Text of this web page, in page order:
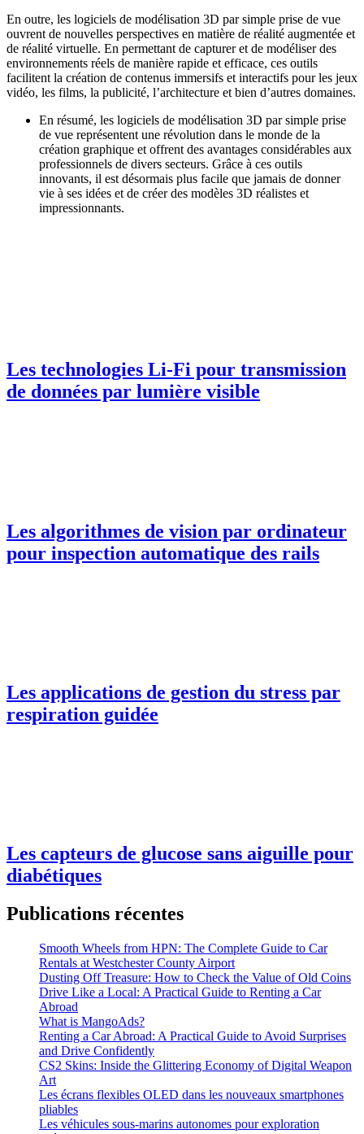
En outre, les logiciels de modélisation 3D par simple prise de vue
ouvrent de nouvelles perspectives en matière de réalité augmentée et
de réalité virtuelle. En permettant de capturer et de modéliser des
environnements réels de manière rapide et efficace, ces outils
facilitent la création de contenus immersifs et interactifs pour les jeux
vidéo, les films, la publicité, l’architecture et bien d’autres domaines.
En résumé, les logiciels de modélisation 3D par simple prise
de vue représentent une révolution dans le monde de la
création graphique et offrent des avantages considérables aux
professionnels de divers secteurs. Grâce à ces outils
innovants, il est désormais plus facile que jamais de donner
vie à ses idées et de créer des modèles 3D réalistes et
impressionnants.
Les technologies Li-Fi pour transmission
de données par lumière visible
Les algorithmes de vision par ordinateur
pour inspection automatique des rails
Les applications de gestion du stress par
respiration guidée
Les capteurs de glucose sans aiguille pour
diabétiques
Publications récentes
Smooth Wheels from HPN: The Complete Guide to Car
Rentals at Westchester County Airport
Dusting Off Treasure: How to Check the Value of Old Coins
Drive Like a Local: A Practical Guide to Renting a Car
Abroad
What is MangoAds?
Renting a Car Abroad: A Practical Guide to Avoid Surprises
and Drive Confidently
CS2 Skins: Inside the Glittering Economy of Digital Weapon
Art
Les écrans flexibles OLED dans les nouveaux smartphones
pliables
Les véhicules sous-marins autonomes pour exploration